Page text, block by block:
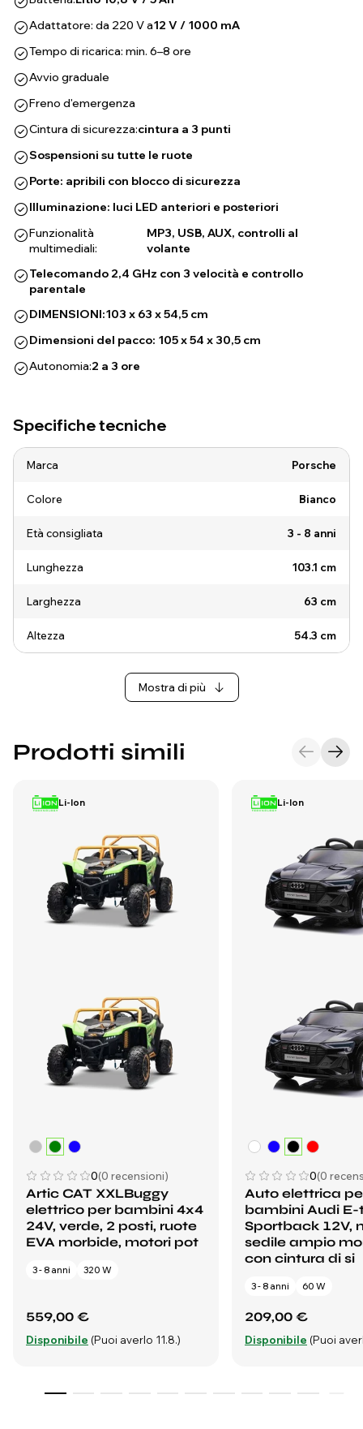
Adattatore: da 220 V a12 V / 1000 mA
Tempo di ricarica: min. 6–8 ore
Avvio graduale
Freno d'emergenza
Cintura di sicurezza:cintura a 3 punti
Sospensioni su tutte le ruote
Porte: apribili con blocco di sicurezza
Illuminazione: luci LED anteriori e posteriori
Funzionalità
multimediali:
MP3, USB, AUX, controlli al
volante
Telecomando 2,4 GHz con 3 velocità e controllo
parentale
DIMENSIONI:103 x 63 x 54,5 cm
Dimensioni del pacco: 105 x 54 x 30,5 cm
Autonomia:2 a 3 ore
Specifiche tecniche
Marca Porsche
Colore Bianco
Età consigliata 3 - 8 anni
Lunghezza 103.1 cm
Larghezza 63 cm
Altezza 54.3 cm
Mostra di più
Prodotti simili
Li-Ion
0(0 recensioni)
Artic CAT XXLBuggy
elettrico per bambini 4x4
24V, verde, 2 posti, ruote
EVA morbide, motori pot
3 - 8 anni 320 W
559,00 €
Disponibile (Puoi averlo 11.8.)
Li-Ion
0(0
Auto elettrica
bambini Audi E-
Sportback 12V,
sedile ampio
con cintura di si
3 - 8 anni 60 W
209,00 €
Disponibile (Puoi